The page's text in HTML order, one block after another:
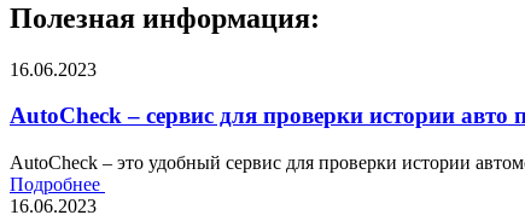
Полезная информация:
16.06.2023
AutoCheck – сервис для проверки истории авто
AutoCheck – это удобный сервис для проверки истории
Подробнее
16.06.2023